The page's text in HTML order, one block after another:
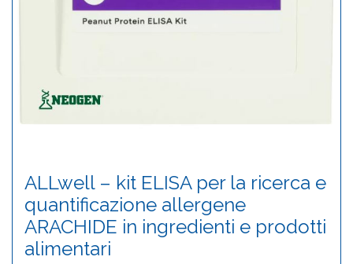
ALLwell – kit ELISA per la ricerca e
quantificazione allergene
ARACHIDE in ingredienti e prodotti
alimentari